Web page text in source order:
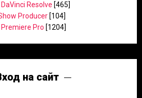
Resolve [465]
Producer [104]
Pro [1204]
на сайт